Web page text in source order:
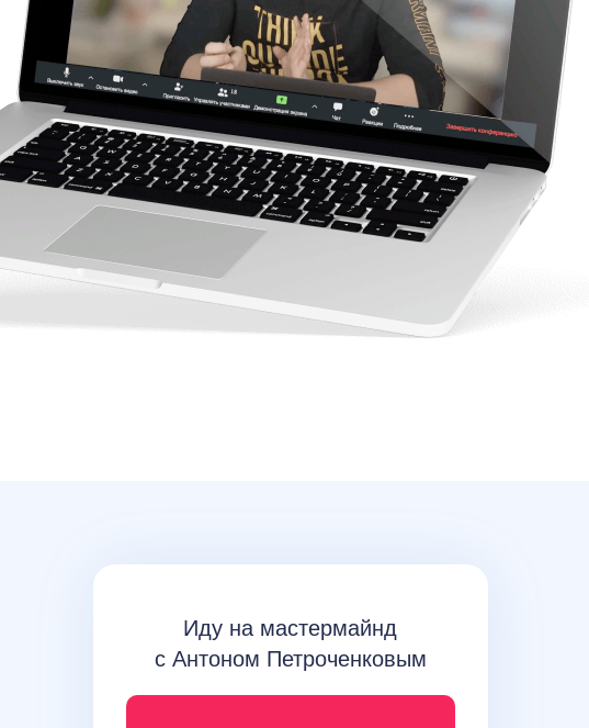
Иду на мастермайнд
с Антоном Петроченковым